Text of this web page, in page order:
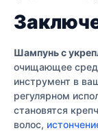
Шампунь с
очищающее
инструмент в
регулярном
становятся
волос,